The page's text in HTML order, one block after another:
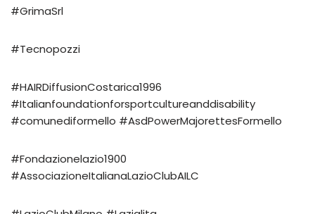
#GrimaSrl
#Tecnopozzi
#HAIRDiffusionCostarica1996
#Italianfoundationforsportcultureanddisability
#comunediformello #AsdPowerMajorettesFormello
#Fondazionelazio1900
#AssociazioneItalianaLazioClubAILC